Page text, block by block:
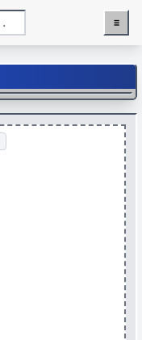
Menu
≡